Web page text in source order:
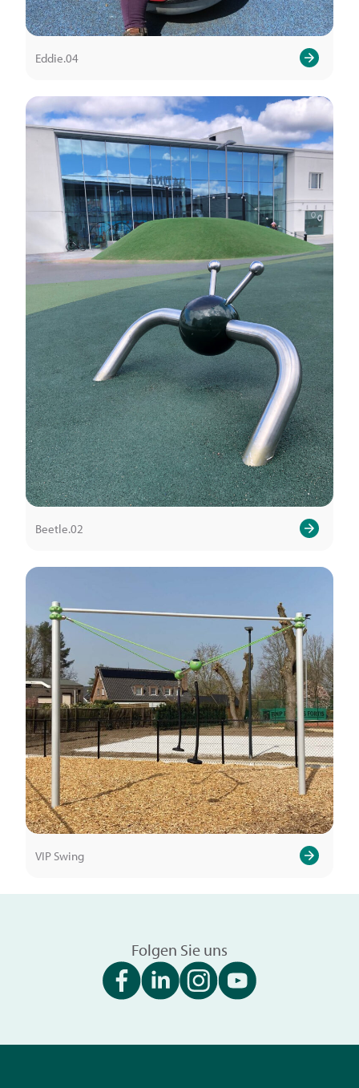
Eddie.04
Beetle.02
VIP Swing
Folgen Sie uns